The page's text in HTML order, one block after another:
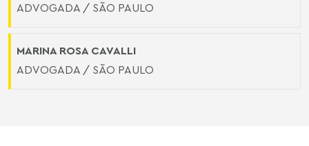
ADVOGADA / SÃO PAULO
MARINA ROSA CAVALLI
ADVOGADA / SÃO PAULO